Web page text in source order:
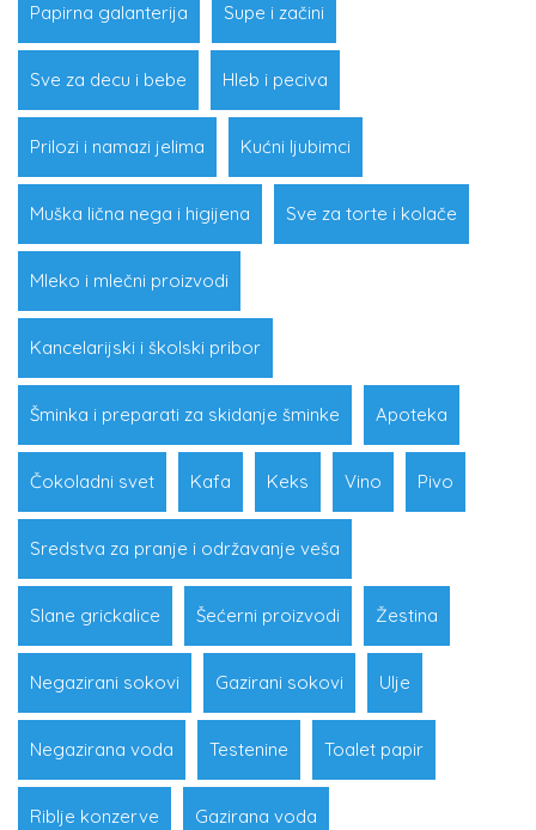
Papirna galanterija Supe i začini
Sve za decu i bebe Hleb i peciva
Prilozi i namazi jelima Kućni ljubimci
Muška lična nega i higijena Sve za torte i kolače
Mleko i mlečni proizvodi
Kancelarijski i školski pribor
Šminka i preparati za skidanje šminke Apoteka
Čokoladni svet Kafa Keks Vino Pivo
Sredstva za pranje i održavanje veša
Slane grickalice Šećerni proizvodi Žestina
Negazirani sokovi Gazirani sokovi Ulje
Negazirana voda Testenine Toalet papir
Riblje konzerve Gazirana voda